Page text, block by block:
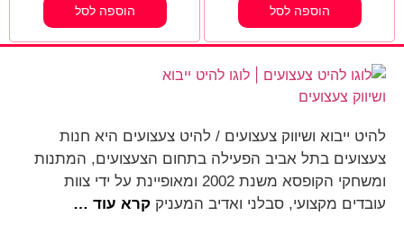
הוספה לסל הוספה לסל
להיט ייבוא ושיווק צעצועים / להיט צעצועים היא חנות
צעצועים בתל אביב הפעילה בתחום הצעצועים, המתנות
ומשחקי הקופסא משנת 2002 ומאופיינת על ידי צוות
עובדים מקצועי, סבלני ואדיב המעניק קרא עוד …